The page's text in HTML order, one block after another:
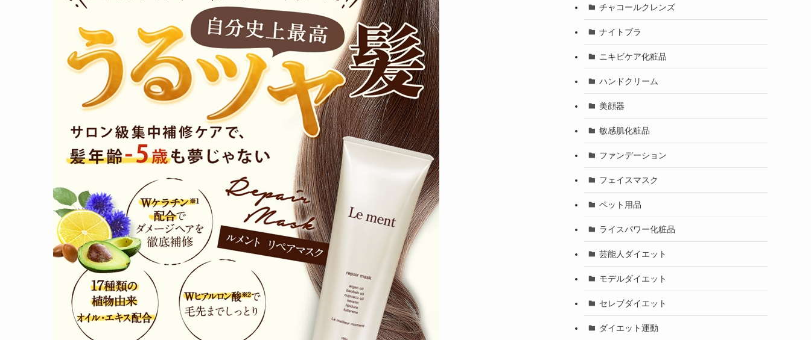
チャコールクレンズ
ナイトブラ
ニキビケア化粧品
ハンドクリーム
美顔器
敏感肌化粧品
ファンデーション
フェイスマスク
ペット用品
ライスパワー化粧品
芸能人ダイエット
モデルダイエット
セレブダイエット
ダイエット運動